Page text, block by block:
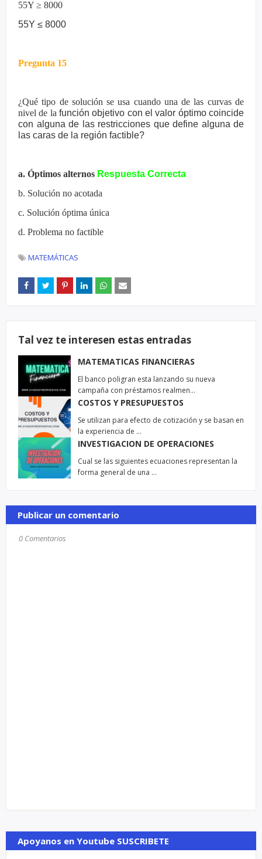
55Y ≥ 8000
55Y ≤ 8000
Pregunta 15
¿Qué tipo de solución se usa cuando una de las curvas de
nivel de la función objetivo con el valor óptimo coincide
con alguna de las restricciones que define alguna de
las caras de la región factible?
a. Óptimos alternos Respuesta Correcta
b. Solución no acotada
c. Solución óptima única
d. Problema no factible
MATEMÁTICAS
Tal vez te interesen estas entradas
MATEMATICAS FINANCIERAS
El banco poligran esta lanzando su nueva
campaña con préstamos realmen…
COSTOS Y PRESUPUESTOS
Se utilizan para efecto de cotización y se basan en
la experiencia de …
INVESTIGACION DE OPERACIONES
Cual se las siguientes ecuaciones representan la
forma general de una …
Publicar un comentario
0 Comentarios
Apoyanos en Youtube SUSCRIBETE